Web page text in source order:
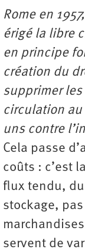
Rome en
érigé la libre
en principe
création du
supprimer
circulation
uns contre
Cela passe
coûts : c’est
flux tendu,
stockage,
servent de